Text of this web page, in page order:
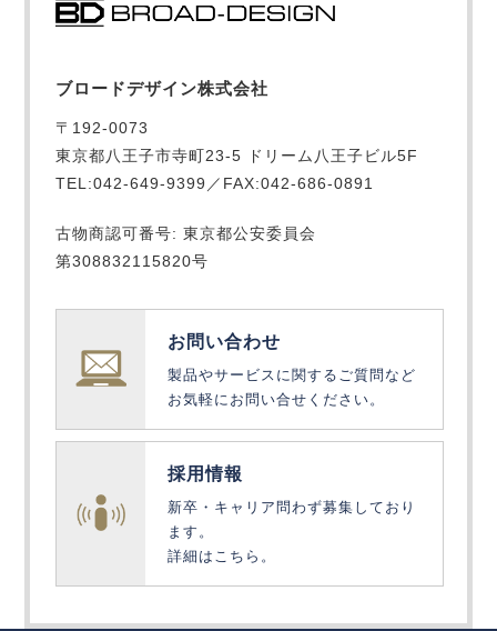
ブロードデザイン株式会社
〒192-0073
東京都八王子市寺町23-5 ドリーム八王子ビル5F
TEL:042-649-9399／FAX:042-686-0891
古物商認可番号: 東京都公安委員会
第308832115820号
お問い合わせ
製品やサービスに関するご質問など
お気軽にお問い合せください。
採用情報
新卒・キャリア問わず募集しており
ます。
詳細はこちら。